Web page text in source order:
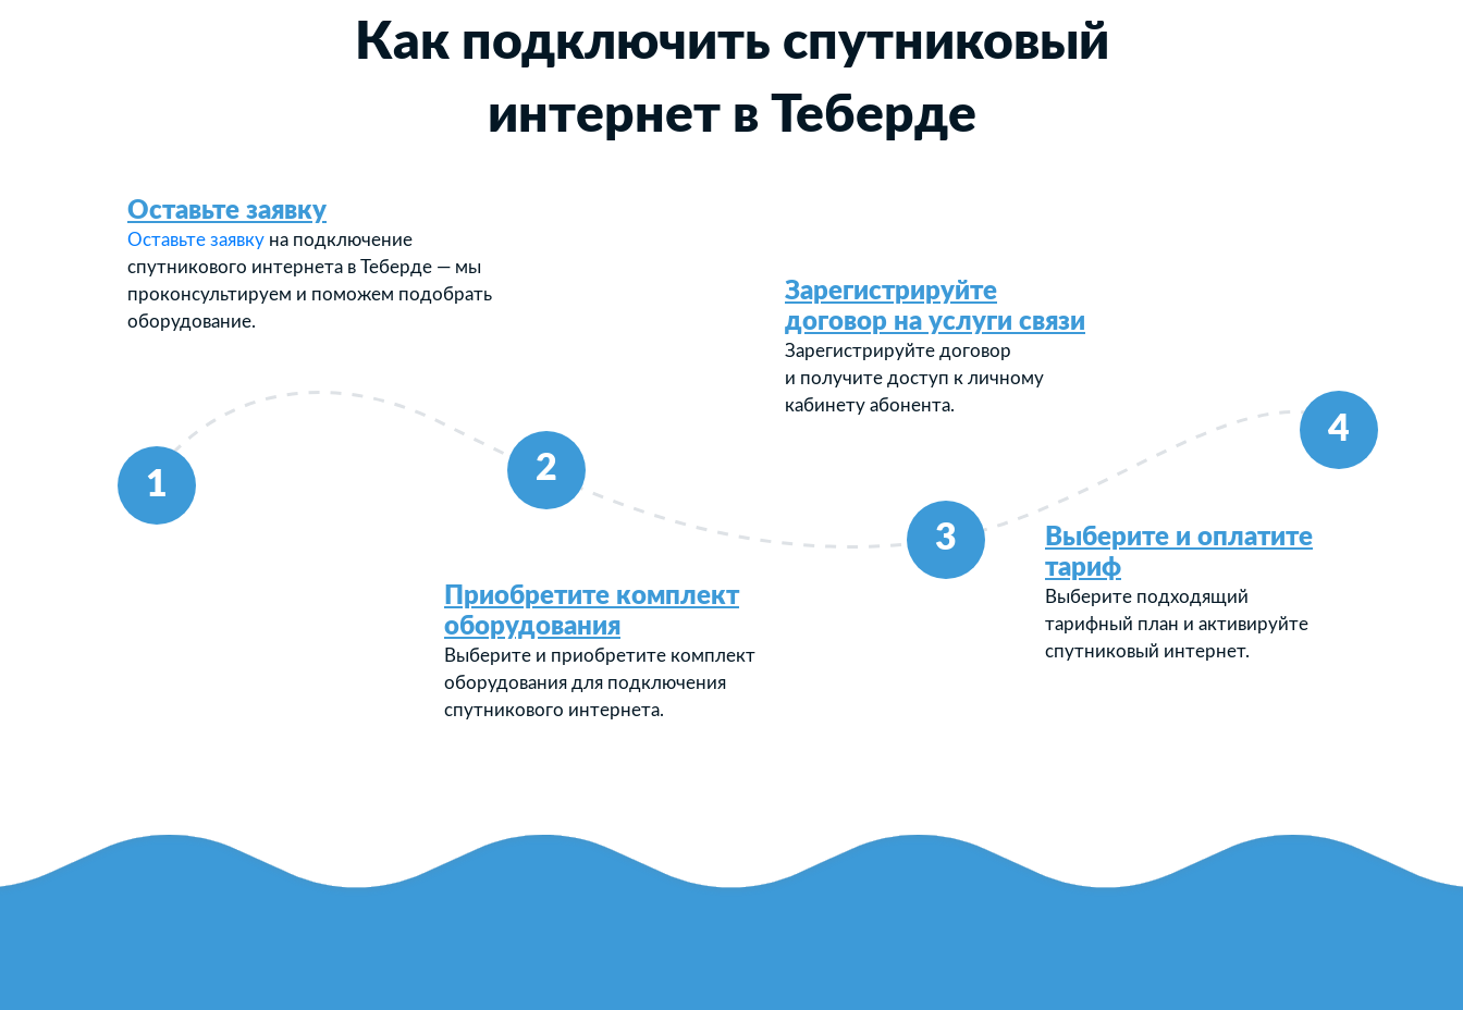
Как подключить спутниковый
интернет в Теберде
1
2
3
4
Оставьте заявку
Оставьте заявку на подключение
спутникового интернета в Теберде — мы
проконсультируем и поможем подобрать
оборудование.
Приобретите комплект
оборудования
Выберите и приобретите комплект
оборудования для подключения
спутникового интернета.
Зарегистрируйте
договор на услуги связи
Зарегистрируйте договор
и получите доступ к личному
кабинету абонента.
Выберите и оплатите
тариф
Выберите подходящий
тарифный план и активируйте
спутниковый интернет.